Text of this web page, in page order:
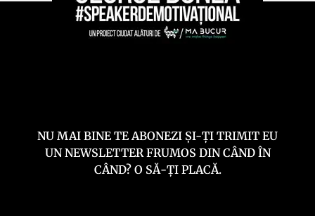
NU MAI BINE TE ABONEZI ȘI-ȚI TRIMIT EU
UN NEWSLETTER FRUMOS DIN CÂND ÎN
CÂND? O SĂ-ȚI PLACĂ.